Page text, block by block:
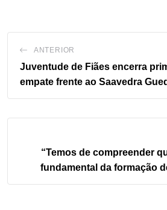
ANTERIOR
Juventude de Fiães encerra
empate frente ao Saavedra
“Temos de compreender
fundamental da formação